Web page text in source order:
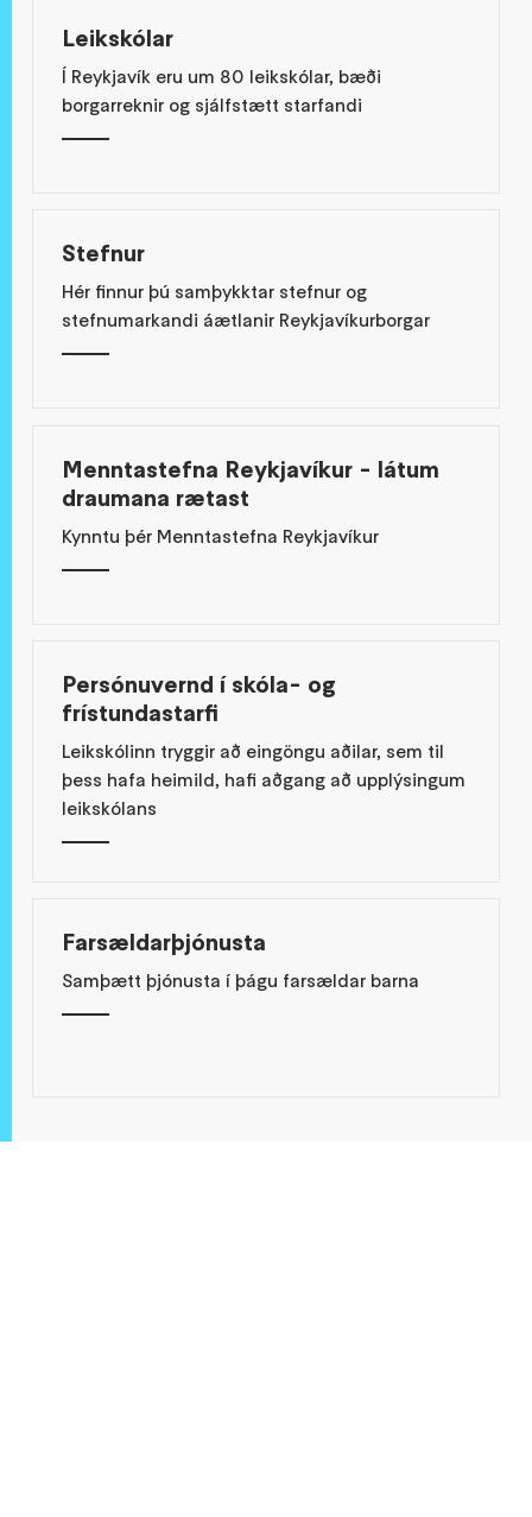
Leikskólar
Í Reykjavík eru um 80 leikskólar, bæði
borgarreknir og sjálfstætt starfandi
Stefnur
Hér finnur þú samþykktar stefnur og
stefnumarkandi áætlanir Reykjavíkurborgar
Menntastefna Reykjavíkur - látum
draumana rætast
Kynntu þér Menntastefna Reykjavíkur
Persónuvernd í skóla- og
frístundastarfi
Leikskólinn tryggir að eingöngu aðilar, sem til
þess hafa heimild, hafi aðgang að upplýsingum
leikskólans
Farsældarþjónusta
Samþætt þjónusta í þágu farsældar barna